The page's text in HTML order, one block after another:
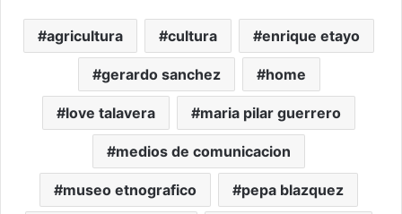
agricultura cultura enrique etayo
gerardo sanchez home
love talavera maria pilar guerrero
medios de comunicacion
museo etnografico pepa blazquez